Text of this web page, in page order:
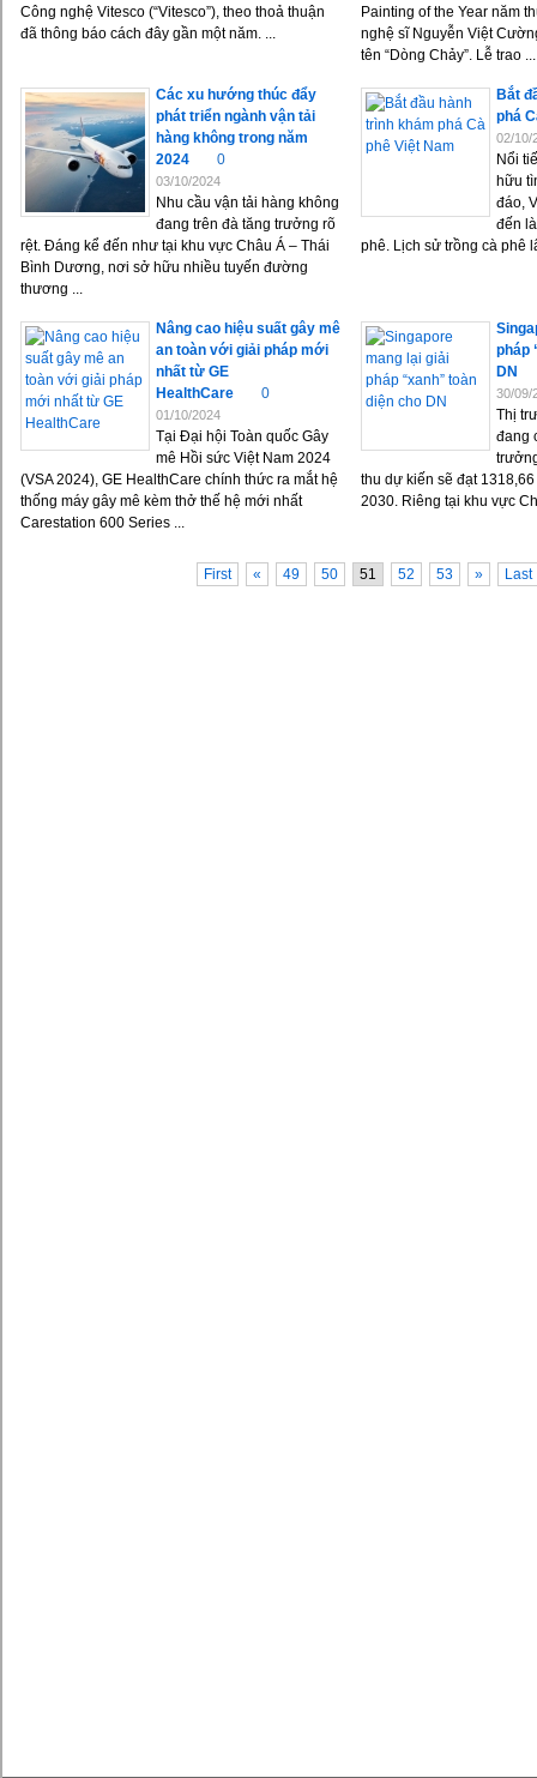
Công nghệ Vitesco (“Vitesco”), theo thoả thuận
đã thông báo cách đây gần một năm. ...
Painting of the Year năm
nghệ sĩ Nguyễn Việt
tên “Dòng Chảy”. Lễ trao ...
Các xu hướng thúc đẩy
phát triển ngành vận tải
hàng không trong năm
2024
0
03/10/2024
Nhu cầu vận tải hàng không
đang trên đà tăng trưởng rõ
rệt. Đáng kể đến như tại khu vực Châu Á – Thái
Bình Dương, nơi sở hữu nhiều tuyến đường
thương ...
Bắt
phá
02/10/
Nổi
hữu
đáo,
đến
phê. Lịch sử trồng cà phê
Nâng cao hiệu suất gây mê
an toàn với giải pháp mới
nhất từ GE
HealthCare
0
01/10/2024
Tại Đại hội Toàn quốc Gây
mê Hồi sức Việt Nam 2024
(VSA 2024), GE HealthCare chính thức ra mắt hệ
thống máy gây mê kèm thở thế hệ mới nhất
Carestation 600 Series ...
pháp
DN
30/09/
Thị
đang
thu dự kiến sẽ đạt
2030. Riêng tại khu vực
First « 49 50 51 52 53 » Last